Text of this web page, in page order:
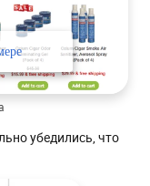
убедились, что